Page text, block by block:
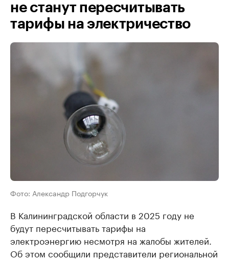
не станут пересчитывать
тарифы на электричество
Фото: Александр Подгорчук
В Калининградской области в 2025 году не
будут пересчитывать тарифы на
электроэнергию несмотря на жалобы жителей.
Об этом сообщили представители региональной